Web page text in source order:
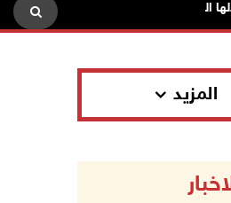
العام الاحتلال يقتحم
المزيد